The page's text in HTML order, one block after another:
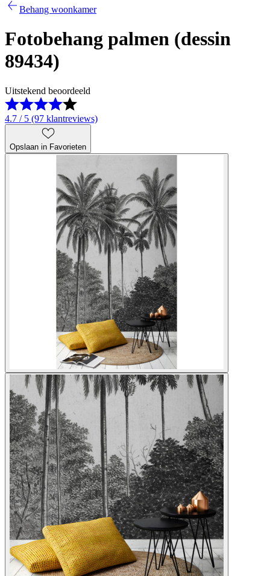
Behang woonkamer
Fotobehang palmen (dessin
89434)
Uitstekend beoordeeld
4.7 / 5 (97 klantreviews)
Opslaan in Favorieten